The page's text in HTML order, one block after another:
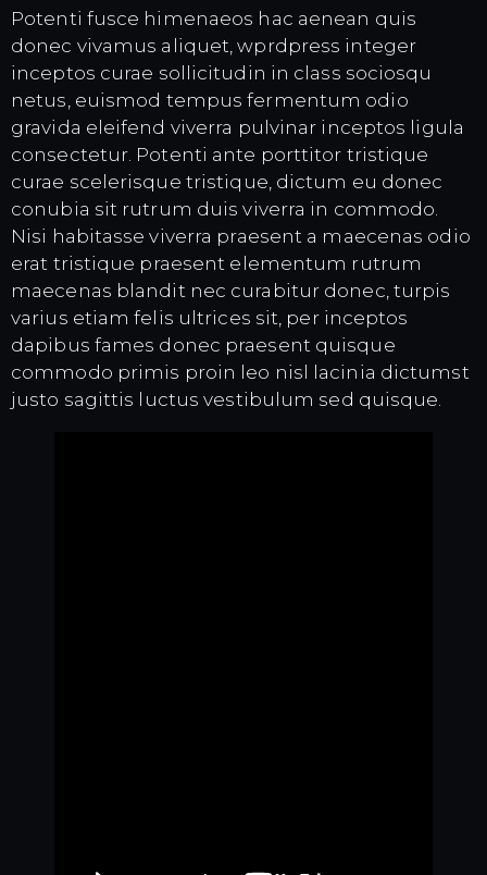
Potenti fusce himenaeos hac aenean quis
donec vivamus aliquet, wprdpress integer
inceptos curae sollicitudin in class sociosqu
netus, euismod tempus fermentum odio
gravida eleifend viverra pulvinar inceptos ligula
consectetur. Potenti ante porttitor tristique
curae scelerisque tristique, dictum eu donec
conubia sit rutrum duis viverra in commodo.
Nisi habitasse viverra praesent a maecenas odio
erat tristique praesent elementum rutrum
maecenas blandit nec curabitur donec, turpis
varius etiam felis ultrices sit, per inceptos
dapibus fames donec praesent quisque
commodo primis proin leo nisl lacinia dictumst
justo sagittis luctus vestibulum sed quisque.